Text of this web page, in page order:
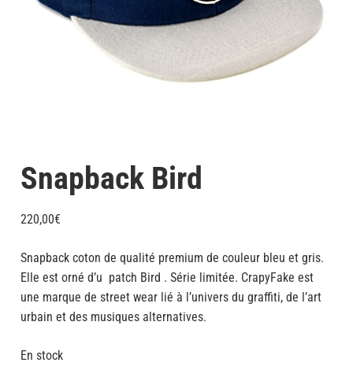
Snapback Bird
220,00€
Snapback coton de qualité premium de couleur bleu et gris.
Elle est orné d’u patch Bird . Série limitée. CrapyFake est
une marque de street wear lié à l’univers du graffiti, de l’art
urbain et des musiques alternatives.
En stock